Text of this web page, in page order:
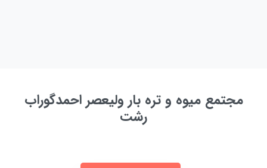
مجتمع میوه و تره بار ولیعصر احمدگوراب
رشت